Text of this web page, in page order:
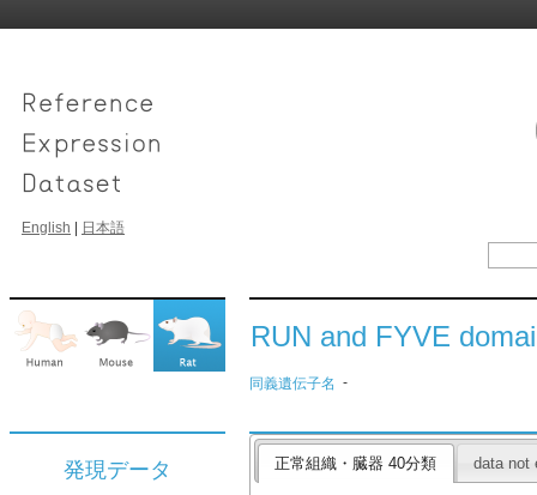
English 日本語
RUN and FYVE
同義遺伝子名 -
発現データ 正常組織・臓器 40分類 data not